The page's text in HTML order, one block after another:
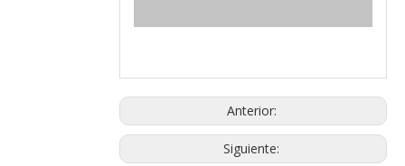
Anterior:
Siguiente: